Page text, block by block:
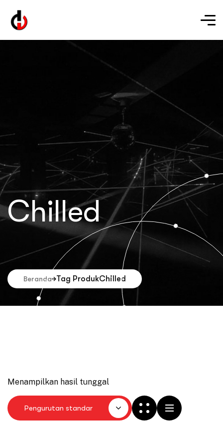
Chilled
Beranda Tag ProdukChilled
Menampilkan hasil tunggal
Pengurutan standar